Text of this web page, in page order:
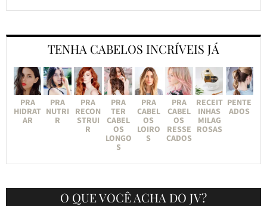
TENHA CABELOS INCRÍVEIS JÁ
PRA
HIDRAT
AR
PRA
NUTRI
R
PRA
RECON
STRUI
R
PRA
TER
CABEL
OS
LONGO
S
PRA
CABEL
OS
LOIRO
S
PRA
CABEL
OS
RESSE
CADOS
RECEIT
INHAS
MILAG
ROSAS
PENTE
ADOS
O QUE VOCÊ ACHA DO JV?